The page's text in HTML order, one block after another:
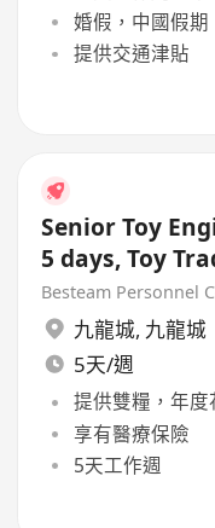
婚假，中國假期
提供交通津貼
Senior Toy
5 days, Toy
Besteam Personnel
九龍城, 九龍城
5天/週
提供雙糧，年度
享有醫療保險
5天工作週